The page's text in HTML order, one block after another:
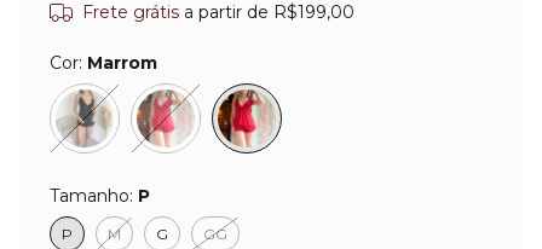
Frete grátis a partir de R$199,00
Cor: Marrom
Tamanho: P
P M G GG